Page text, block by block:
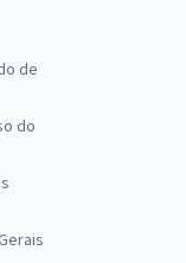
de
do